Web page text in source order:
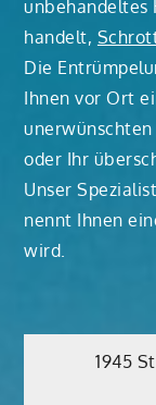
unbehandeltes
handelt,
Die
Ihnen vor Ort
oder Ihr
Unser
nennt Ihnen
wird.
1945